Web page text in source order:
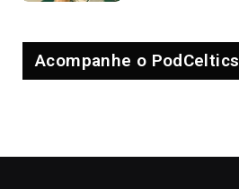
Acompanhe o PodCeltics